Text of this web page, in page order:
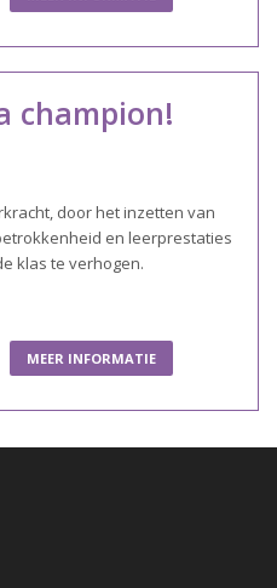
champion!
door het inzetten van
en leerprestaties
klas te verhogen.
MEER INFORMATIE